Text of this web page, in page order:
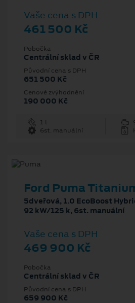
Vaše cena s DPH
461 500 Kč
Pobočka
Centrální sklad v ČR
Původní cena s DPH
651 500 Kč
Cenové zvýhodnění
190 000 Kč
1 l
6st. manuální
Ford Puma
5dveřová, 1.0 EcoBoost
92 kW/125 k, 6st. manuální
Vaše cena s DPH
469 900 Kč
Pobočka
Centrální sklad v ČR
Původní cena s DPH
659 900 Kč